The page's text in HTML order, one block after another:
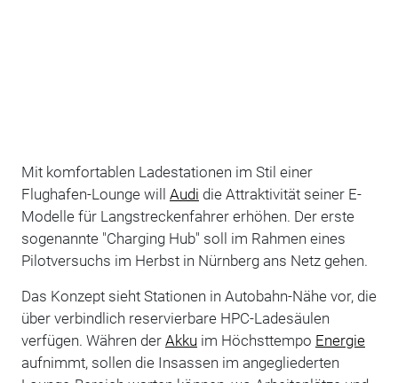
Mit komfortablen Ladestationen im Stil einer
Flughafen-Lounge will Audi die Attraktivität seiner E-
Modelle für Langstreckenfahrer erhöhen. Der erste
sogenannte "Charging Hub" soll im Rahmen eines
Pilotversuchs im Herbst in Nürnberg ans Netz gehen.
Das Konzept sieht Stationen in Autobahn-Nähe vor, die
über verbindlich reservierbare HPC-Ladesäulen
verfügen. Währen der Akku im Höchsttempo Energie
aufnimmt, sollen die Insassen im angegliederten